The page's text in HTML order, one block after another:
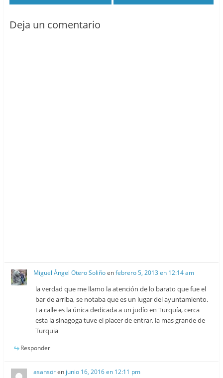
Deja un comentario
Miguel Ángel Otero Soliñoenfebrero 5, 2013 en 12:14 am
la verdad que me llamo la atención de lo barato que fue el
bar de arriba, se notaba que es un lugar del ayuntamiento.
La calle es la única dedicada a un judío en Turquía, cerca
esta la sinagoga tuve el placer de entrar, la mas grande de
Turquia
Responder
asansören junio 16, 2016 en 12:11 pm